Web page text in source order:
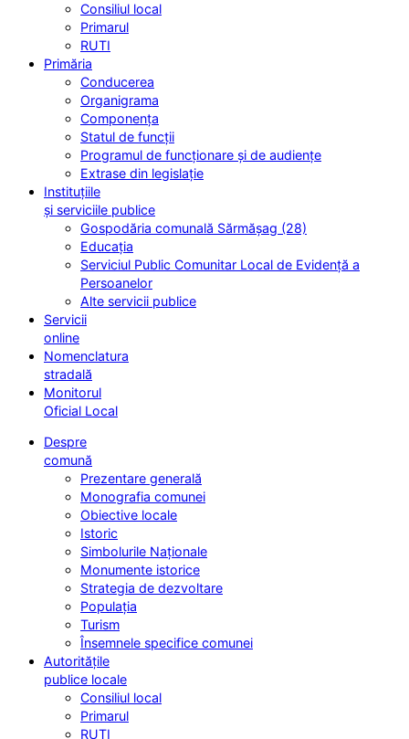
Consiliul local
Primarul
RUTI
Primăria
Conducerea
Organigrama
Componența
Statul de funcții
Programul de funcționare și de audiențe
Extrase din legislație
Instituțiile
și serviciile publice
Gospodăria comunală Sărmășag (28)
Educația
Serviciul Public Comunitar Local de Evidență a
Persoanelor
Alte servicii publice
Servicii
online
Nomenclatura
stradală
Monitorul
Oficial Local
Despre
comună
Prezentare generală
Monografia comunei
Obiective locale
Istoric
Simbolurile Naționale
Monumente istorice
Strategia de dezvoltare
Populația
Turism
Însemnele specifice comunei
Autoritățile
publice locale
Consiliul local
Primarul
RUTI